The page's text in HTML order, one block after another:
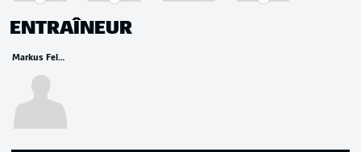
ENTRAÎNEUR
Markus Feldhoff